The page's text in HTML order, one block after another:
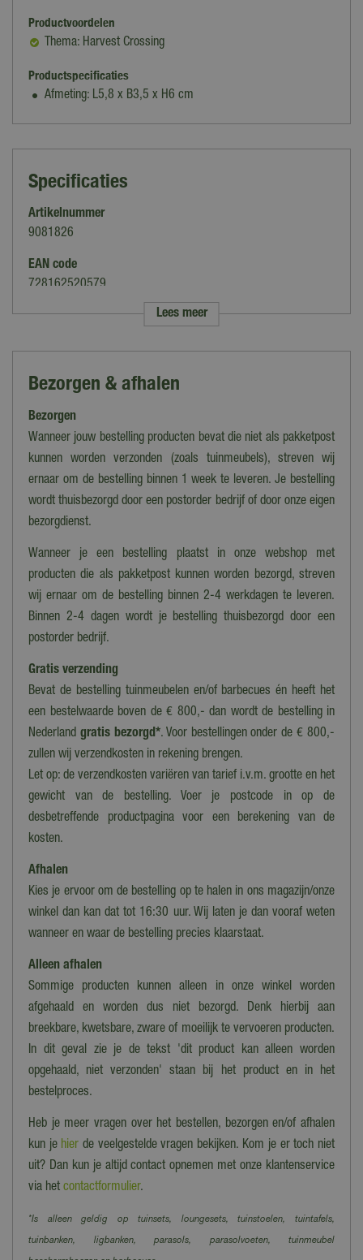
Productvoordelen
Thema: Harvest Crossing
Productspecificaties
Afmeting: L5,8 x B3,5 x H6 cm
Specificaties
Artikelnummer
9081826
EAN code
728162520579
Merk
Figuren
Thema
Harvest Crossing
Bewegend
Geluid
Nee
Collectie
Lemax overig
Lees meer
Bezorgen & afhalen
Bezorgen
Wanneer jouw bestelling producten bevat die niet als pakketpost
kunnen worden verzonden (zoals tuinmeubels), streven wij
ernaar om de bestelling binnen 1 week te leveren. Je bestelling
wordt thuisbezorgd door een postorder bedrijf of door onze eigen
bezorgdienst.
Wanneer je een bestelling plaatst in onze webshop met
producten die als pakketpost kunnen worden bezorgd, streven
wij ernaar om de bestelling binnen 2-4 werkdagen te leveren.
Binnen 2-4 dagen wordt je bestelling thuisbezorgd door een
postorder bedrijf.
Gratis verzending
Bevat de bestelling tuinmeubelen en/of barbecues én heeft het
een bestelwaarde boven de € 800,- dan wordt de bestelling in
Nederland gratis bezorgd*. Voor bestellingen onder de € 800,-
zullen wij verzendkosten in rekening brengen.
Let op: de verzendkosten variëren van tarief i.v.m. grootte en het
gewicht van de bestelling. Voer je postcode in op de
desbetreffende productpagina voor een berekening van de
kosten.
Afhalen
Kies je ervoor om de bestelling op te halen in ons magazijn/onze
winkel dan kan dat tot 16:30 uur. Wij laten je dan vooraf weten
wanneer en waar de bestelling precies klaarstaat.
Alleen afhalen
Sommige producten kunnen alleen in onze winkel worden
afgehaald en worden dus niet bezorgd. Denk hierbij aan
breekbare, kwetsbare, zware of moeilijk te vervoeren producten.
In dit geval zie je de tekst 'dit product kan alleen worden
opgehaald, niet verzonden' staan bij het product en in het
bestelproces.
Heb je meer vragen over het bestellen, bezorgen en/of afhalen
kun je hier de veelgestelde vragen bekijken. Kom je er toch niet
uit? Dan kun je altijd contact opnemen met onze klantenservice
via het contactformulier.
*Is alleen geldig op tuinsets, loungesets, tuinstoelen, tuintafels,
tuinbanken, ligbanken, parasols, parasolvoeten, tuinmeubel